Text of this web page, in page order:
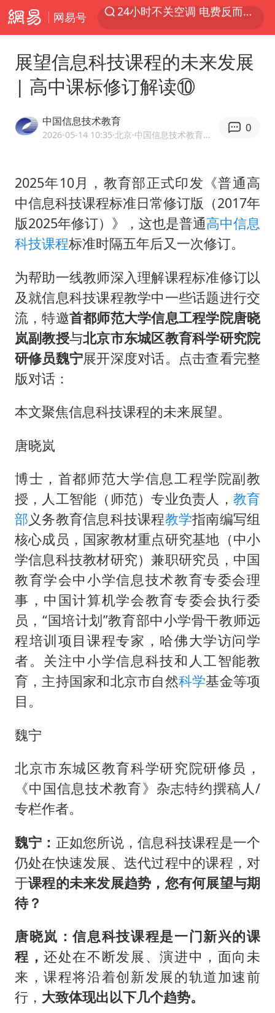
网易号
美国退回1000亿美元关税
河南试行周五下午弹性离岗
山东财大教授刘海明逝世 终年38岁
要给全体职工“应休尽休”的底气
如何把百年大党建设得更加坚强有力
80后女柜员逆袭成4200亿银行副行长
小伙靠AI减肥 45天瘦40斤进了ICU
总书记关心百姓身边这些民生大事
展望信息科技课程的未来发展
| 高中课标修订解读⑩
中国信息技术教育
2026-05-14 10:35·北京 ·中国信息技术教育官方网易号
0
2025年10月，教育部正式印发《普通高
中信息科技课程标准日常修订版（2017年
版2025年修订）》，这也是普通高中信息
科技课程标准时隔五年后又一次修订。
为帮助一线教师深入理解课程标准修订以
及就信息科技课程教学中一些话题进行交
流，特邀首都师范大学信息工程学院唐晓
岚副教授与北京市东城区教育科学研究院
研修员魏宁展开深度对话。点击查看完整
版对话：
本文聚焦信息科技课程的未来展望。
唐晓岚
博士，首都师范大学信息工程学院副教
授，人工智能（师范）专业负责人， 教育
部义务教育信息科技课程教学指南编写组
核心成员，国家教材重点研究基地（中小
学信息科技教材研究）兼职研究员，中国
教育学会中小学信息技术教育专委会理
事，中国计算机学会教育专委会执行委
员，“国培计划”教育部中小学骨干教师远
程培训项目课程专家，哈佛大学访问学
者。关注中小学信息科技和人工智能教
育，主持国家和北京市自然科学基金等项
目。
魏宁
北京市东城区教育科学研究院研修员，
《中国信息技术教育》杂志特约撰稿人/
专栏作者。
魏宁： 正如您所说，信息科技课程是一个
仍处在快速发展、迭代过程中的课程，对
于课程的未来发展趋势，您有何展望与期
待？
唐晓岚：信息科技课程是一门新兴的课
程，还处在不断发展、演进中，面向未
来，课程将沿着创新发展的轨道加速前
行， 大致体现出以下几个趋势。